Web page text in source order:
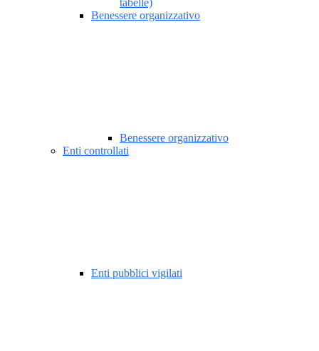
tabelle)
Benessere organizzativo
Benessere organizzativo
Enti controllati
Enti pubblici vigilati